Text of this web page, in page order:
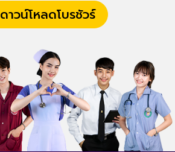
ดาวน์โหลดโบรชัวร์